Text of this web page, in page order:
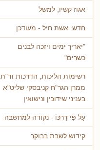
אגוז קשיו, למשל
חדש: אשת חיל - מעודכן
"יאריך ימים ויזכה לבנים
כשרים"
רשימות הליכות, הדרכות וד"ת
ממרן הגר"ח קניבסקי שליט"א
בעניני שידוכין ונישואין
עַל פִּי דַרְכּוֹ - נקודה למחשבה
קידוש לשבת בבוקר